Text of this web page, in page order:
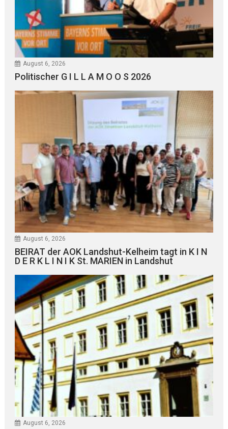
August 6, 2026
Politischer G I L L A M O O S 2026
August 6, 2026
BEIRAT der AOK Landshut-Kelheim tagt in K I N
D E R K L I N I K St. MARIEN in Landshut
August 6, 2026